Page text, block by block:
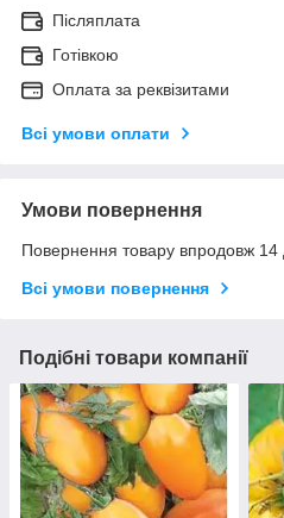
Післяплата
Готівкою
Оплата за реквізитами
Всі умови оплати
Умови повернення
Повернення товару впродовж 14
Всі умови повернення
Подібні товари компанії